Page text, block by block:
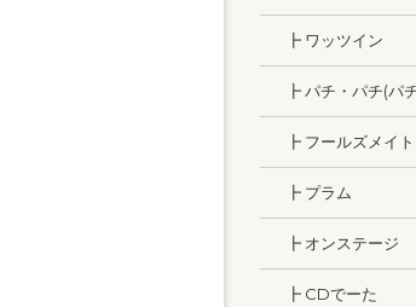
┣ ワッツイン
┣ パチ・パチ(パ
┣ フールズメイト
┣ プラム
┣ オンステージ
┣ CDでーた